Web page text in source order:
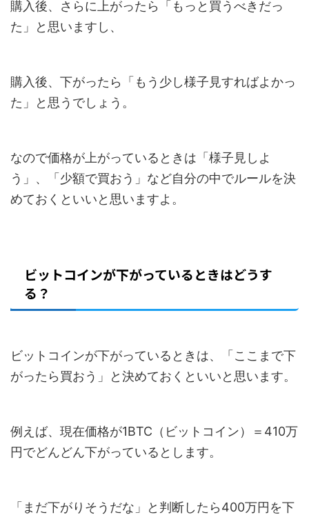
購入後、さらに上がったら「もっと買うべきだっ
た」と思いますし、
購入後、下がったら「もう少し様子見すればよかっ
た」と思うでしょう。
なので価格が上がっているときは「様子見しよ
う」、「少額で買おう」など自分の中でルールを決
めておくといいと思いますよ。
ビットコインが下がっているときはどうす
る？
ビットコインが下がっているときは、「ここまで下
がったら買おう」と決めておくといいと思います。
例えば、現在価格が1BTC（ビットコイン）＝410万
円でどんどん下がっているとします。
「まだ下がりそうだな」と判断したら400万円を下